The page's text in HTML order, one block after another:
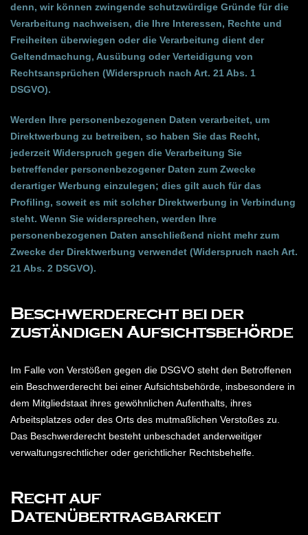
denn, wir können zwingende schutzwürdige Gründe für die
Verarbeitung nachweisen, die Ihre Interessen, Rechte und
Freiheiten überwiegen oder die Verarbeitung dient der
Geltendmachung, Ausübung oder Verteidigung von
Rechtsansprüchen (Widerspruch nach Art. 21 Abs. 1
DSGVO).
Werden Ihre personenbezogenen Daten verarbeitet, um
Direktwerbung zu betreiben, so haben Sie das Recht,
jederzeit Widerspruch gegen die Verarbeitung Sie
betreffender personenbezogener Daten zum Zwecke
derartiger Werbung einzulegen; dies gilt auch für das
Profiling, soweit es mit solcher Direktwerbung in Verbindung
steht. Wenn Sie widersprechen, werden Ihre
personenbezogenen Daten anschließend nicht mehr zum
Zwecke der Direktwerbung verwendet (Widerspruch nach Art.
21 Abs. 2 DSGVO).
Beschwerderecht bei der
zuständigen Aufsichtsbehörde
Im Falle von Verstößen gegen die DSGVO steht den Betroffenen
ein Beschwerderecht bei einer Aufsichtsbehörde, insbesondere in
dem Mitgliedstaat ihres gewöhnlichen Aufenthalts, ihres
Arbeitsplatzes oder des Orts des mutmaßlichen Verstoßes zu.
Das Beschwerderecht besteht unbeschadet anderweitiger
verwaltungsrechtlicher oder gerichtlicher Rechtsbehelfe.
Recht auf
Datenübertragbarkeit